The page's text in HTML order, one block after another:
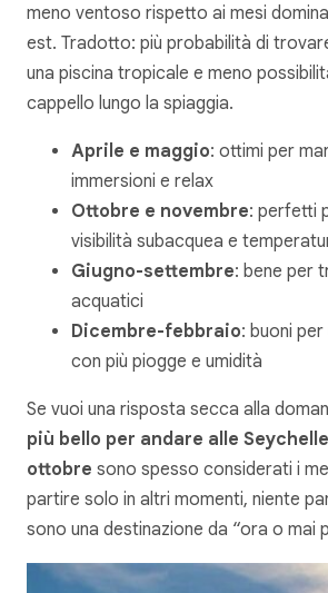
meno ventoso rispetto ai mesi
est. Tradotto: più probabilità di
una piscina tropicale e meno
cappello lungo la spiaggia.
Aprile e maggio: ottimi per
immersioni e relax
Ottobre e novembre: perfetti
visibilità subacquea e
Giugno-settembre: bene per
acquatici
Dicembre-febbraio: buoni
con più piogge e umidità
Se vuoi una risposta secca alla
più bello per andare alle
ottobre sono spesso considerati i
partire solo in altri momenti, niente
sono una destinazione da “ora o mai